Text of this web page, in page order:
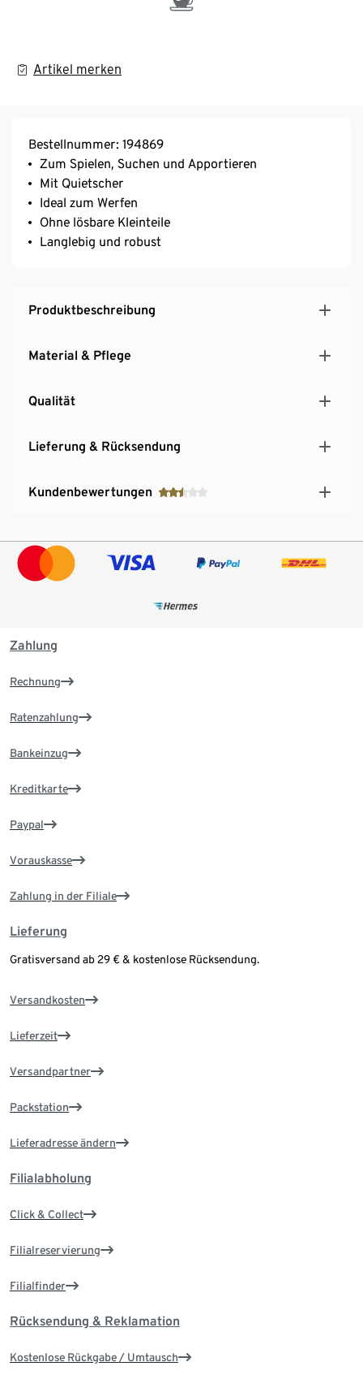
Artikel merken
Bestellnummer: 194869
Zum Spielen, Suchen und Apportieren
Mit Quietscher
Ideal zum Werfen
Ohne lösbare Kleinteile
Langlebig und robust
Produktbeschreibung
Material & Pflege
Qualität
Lieferung & Rücksendung
Kundenbewertungen
Zahlung
Rechnung
Ratenzahlung
Bankeinzug
Kreditkarte
Paypal
Vorauskasse
Zahlung in der Filiale
Lieferung
Gratisversand ab 29 € & kostenlose Rücksendung.
Versandkosten
Lieferzeit
Versandpartner
Packstation
Lieferadresse ändern
Filialabholung
Click & Collect
Filialreservierung
Filialfinder
Rücksendung & Reklamation
Kostenlose Rückgabe / Umtausch